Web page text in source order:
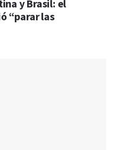
y Brasil: el
“parar las